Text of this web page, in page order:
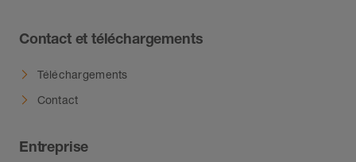
Contact et téléchargements
Téléchargements
Contact
Entreprise